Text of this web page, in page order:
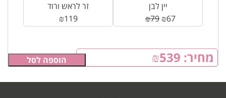
מחיר: ₪539 הוספה לסל
זר לראש ורוד
₪119
יין לבן
₪79 ₪67